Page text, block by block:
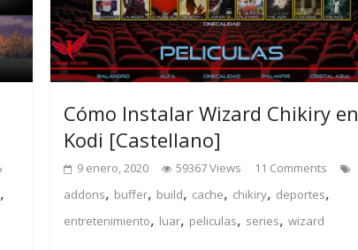
,
Cómo Instalar Wizard Chikiry en
Kodi [Castellano]
9 enero, 2020 59367 Views
11 Comments
addons, buffer, build, cache, chikiry, deportes,
entretenimiento, luar, peliculas, series,wizard